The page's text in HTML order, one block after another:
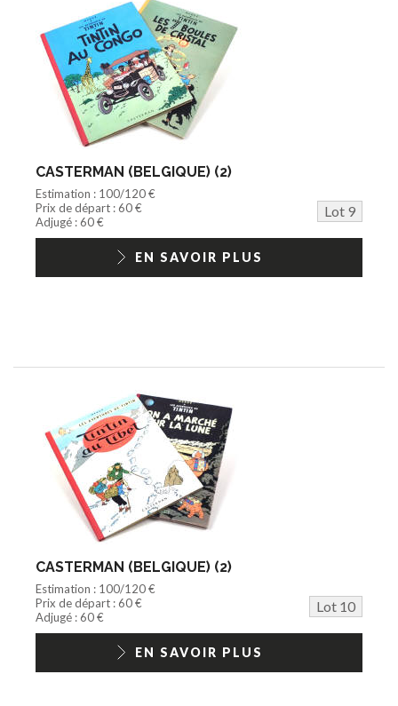
CASTERMAN (BELGIQUE) (2)
Estimation : 100/120 €
Prix de départ : 60 €
Lot 9
Adjugé : 60 €
EN SAVOIR PLUS
CASTERMAN (BELGIQUE) (2)
Estimation : 100/120 €
Prix de départ : 60 €
Lot 10
Adjugé : 60 €
EN SAVOIR PLUS